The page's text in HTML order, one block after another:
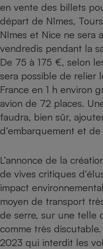
en vente des billets
départ de Nîmes,
Nîmes et Nice ne sera
vendredis pendant la
De 75 à 175 €, selon
sera possible de relier
France en 1 h environ
avion de 72 places.
faudra, bien sûr,
d’embarquement et
L’annonce de la
de vives critiques
impact
moyen de transport
de serre, sur une telle
comme très
2023 qui interdit les